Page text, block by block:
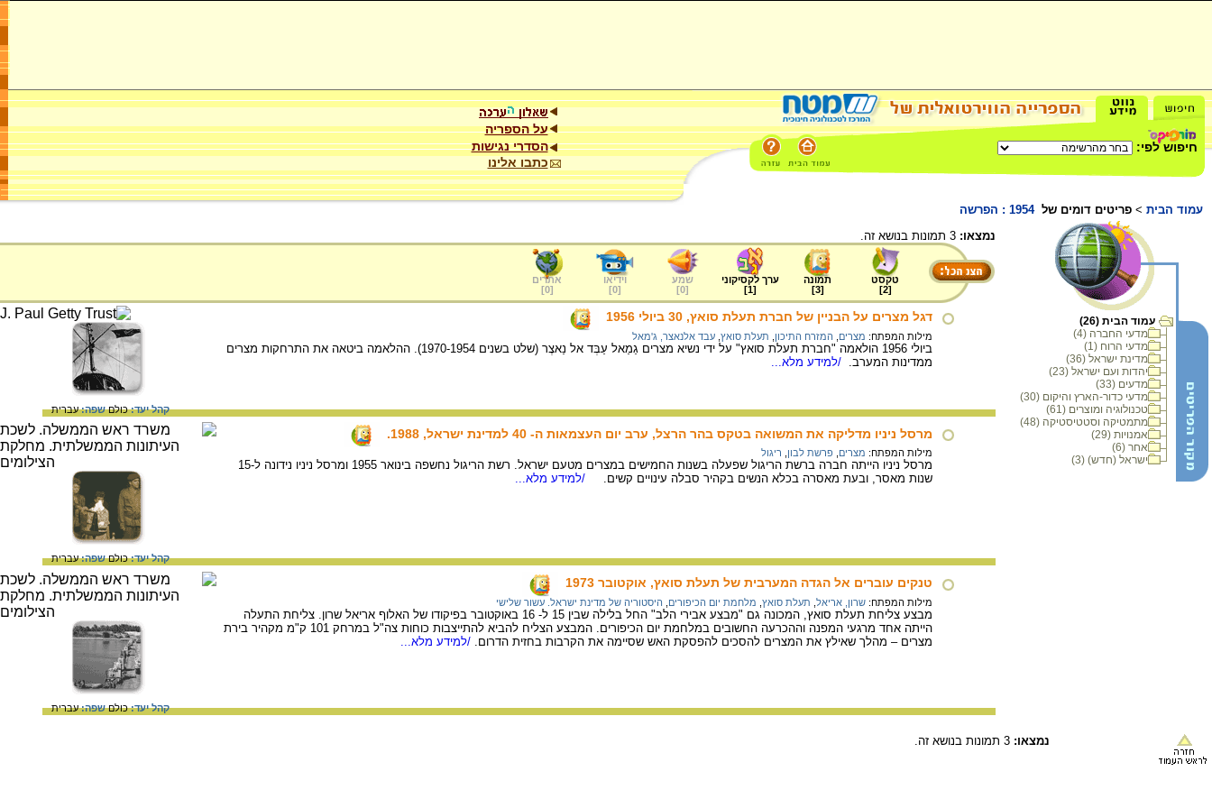
חיפוש לפי:
על הספריה
הסדרי נגישות
כתבו אלינו
עמוד הבית > פריטים דומים של 1954 : הפרשה
עמוד הבית (26)
מדעי החברה (4)
מדעי הרוח (1)
מדינת ישראל (36)
יהדות ועם ישראל (23)
מדעים (33)
מדעי כדור-הארץ והיקום (30)
טכנולוגיה ומוצרים (61)
מתמטיקה וסטטיסטיקה (48)
אמנויות (29)
אחר (6)
ישראל (חדש) (3)
נמצאו:
טקסט
[
2
]
תמונה
[
3
]
ערך לקסיקוני
[
1
]
שמע
[
0
]
וידיאו
[
0
]
אתרים
[
0
]
דגל מצרים על הבניין של חברת תעלת סואץ, 30 ביולי 1956
מילות המפתח: מצרים המזרח התיכון תעלת סואץ עבד אלנאצר, ג'מאל
ביולי 1956 הולאמה "חברת תעלת סואץ" על ידי נשיא מצרים גַמַאל עַבְּד אל נַאצֶר (שלט בשנים 1970-1954). ההלאמה ביטאה את התרחקות מצרים
ממדינות המערב. /למידע מלא...
קהל יעד:כולםשפה:עברית
מרסל ניניו מדליקה את המשואה בטקס בהר הרצל, ערב יום העצמאות ה- 40 למדינת ישראל, 1988.
מילות המפתח: מצרים פרשת לבון ריגול
מרסל ניניו הייתה חברה ברשת הריגול שפעלה בשנות החמישים במצרים מטעם ישראל. רשת הריגול נחשפה בינואר 1955 ומרסל ניניו נידונה ל-15
שנות מאסר, ובעת מאסרה בכלא הנשים בקהיר סבלה עינויים קשים.
/למידע מלא...
קהל יעד:כולםשפה:עברית
טנקים עוברים אל הגדה המערבית של תעלת סואץ, אוקטובר 1973
מילות המפתח: שרון, אריאל תעלת סואץ מלחמת יום הכיפורים היסטוריה של מדינת ישראל. עשור שלישי
מבצע צליחת תעלת סואץ, המכונה גם "מבצע אבירי הלב" החל בלילה שבין 15 ל- 16 באוקטובר בפיקודו של האלוף אריאל שרון. צליחת התעלה
הייתה אחד מרגעי המפנה וההכרעה החשובים במלחמת יום הכיפורים. המבצע הצליח להביא להתייצבות כוחות צה"ל במרחק 101 ק"מ מקהיר בירת
מצרים – מהלך שאילץ את המצרים להסכים להפסקת האש שסיימה את הקרבות בחזית הדרום. /למידע מלא...
קהל יעד:כולםשפה:עברית
נמצאו: